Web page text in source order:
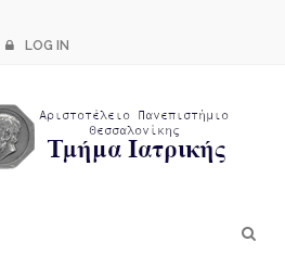
LOG IN
×